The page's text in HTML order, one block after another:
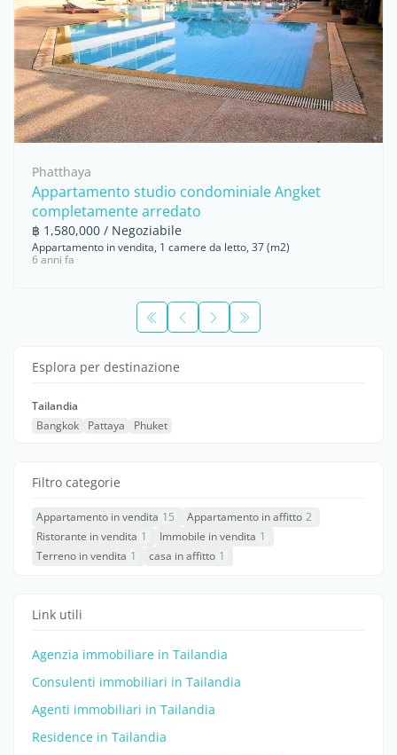
Phatthaya
Appartamento studio condominiale Angket
completamente arredato
฿ 1,580,000 / Negoziabile
Appartamento in vendita, 1 camere da letto, 37 (m2)
6 anni fa
Esplora per destinazione
Tailandia
Bangkok
Pattaya Phuket
Filtro categorie
Appartamento in vendita 15 Appartamento in affitto 2
Ristorante in vendita 1 Immobile in vendita 1
Terreno in vendita 1 casa in affitto 1
Link utili
Agenzia immobiliare in Tailandia
Consulenti immobiliari in Tailandia
Agenti immobiliari in Tailandia
Residence in Tailandia